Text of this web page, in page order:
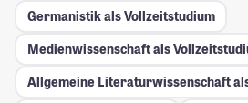
Germanistik als Vollzeitstudium
Medienwissenschaft als
Allgemeine Literaturwissenschaft